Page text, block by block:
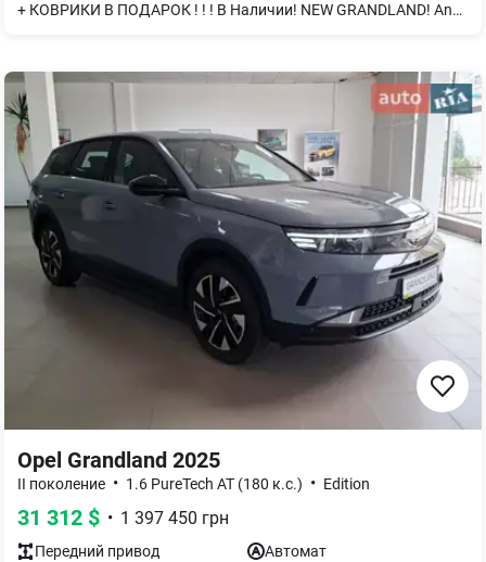
+ КОВРИКИ В ПОДАРОК ! ! ! В Наличии! NEW GRANDLAND! Android Auto/Apple Car Play. Новая большая мультимедиа 10" Цифровая панель приборов 10"! Покупай в OPEL VIPOS!!! Будь среди лучших! Приглашаем! Тест-драйв
Opel Grandland 2025
II поколение • 1.6 PureTech AT (180 к.с.) • Edition
31 312 $ • 1 397 450 грн
Передний привод Автомат